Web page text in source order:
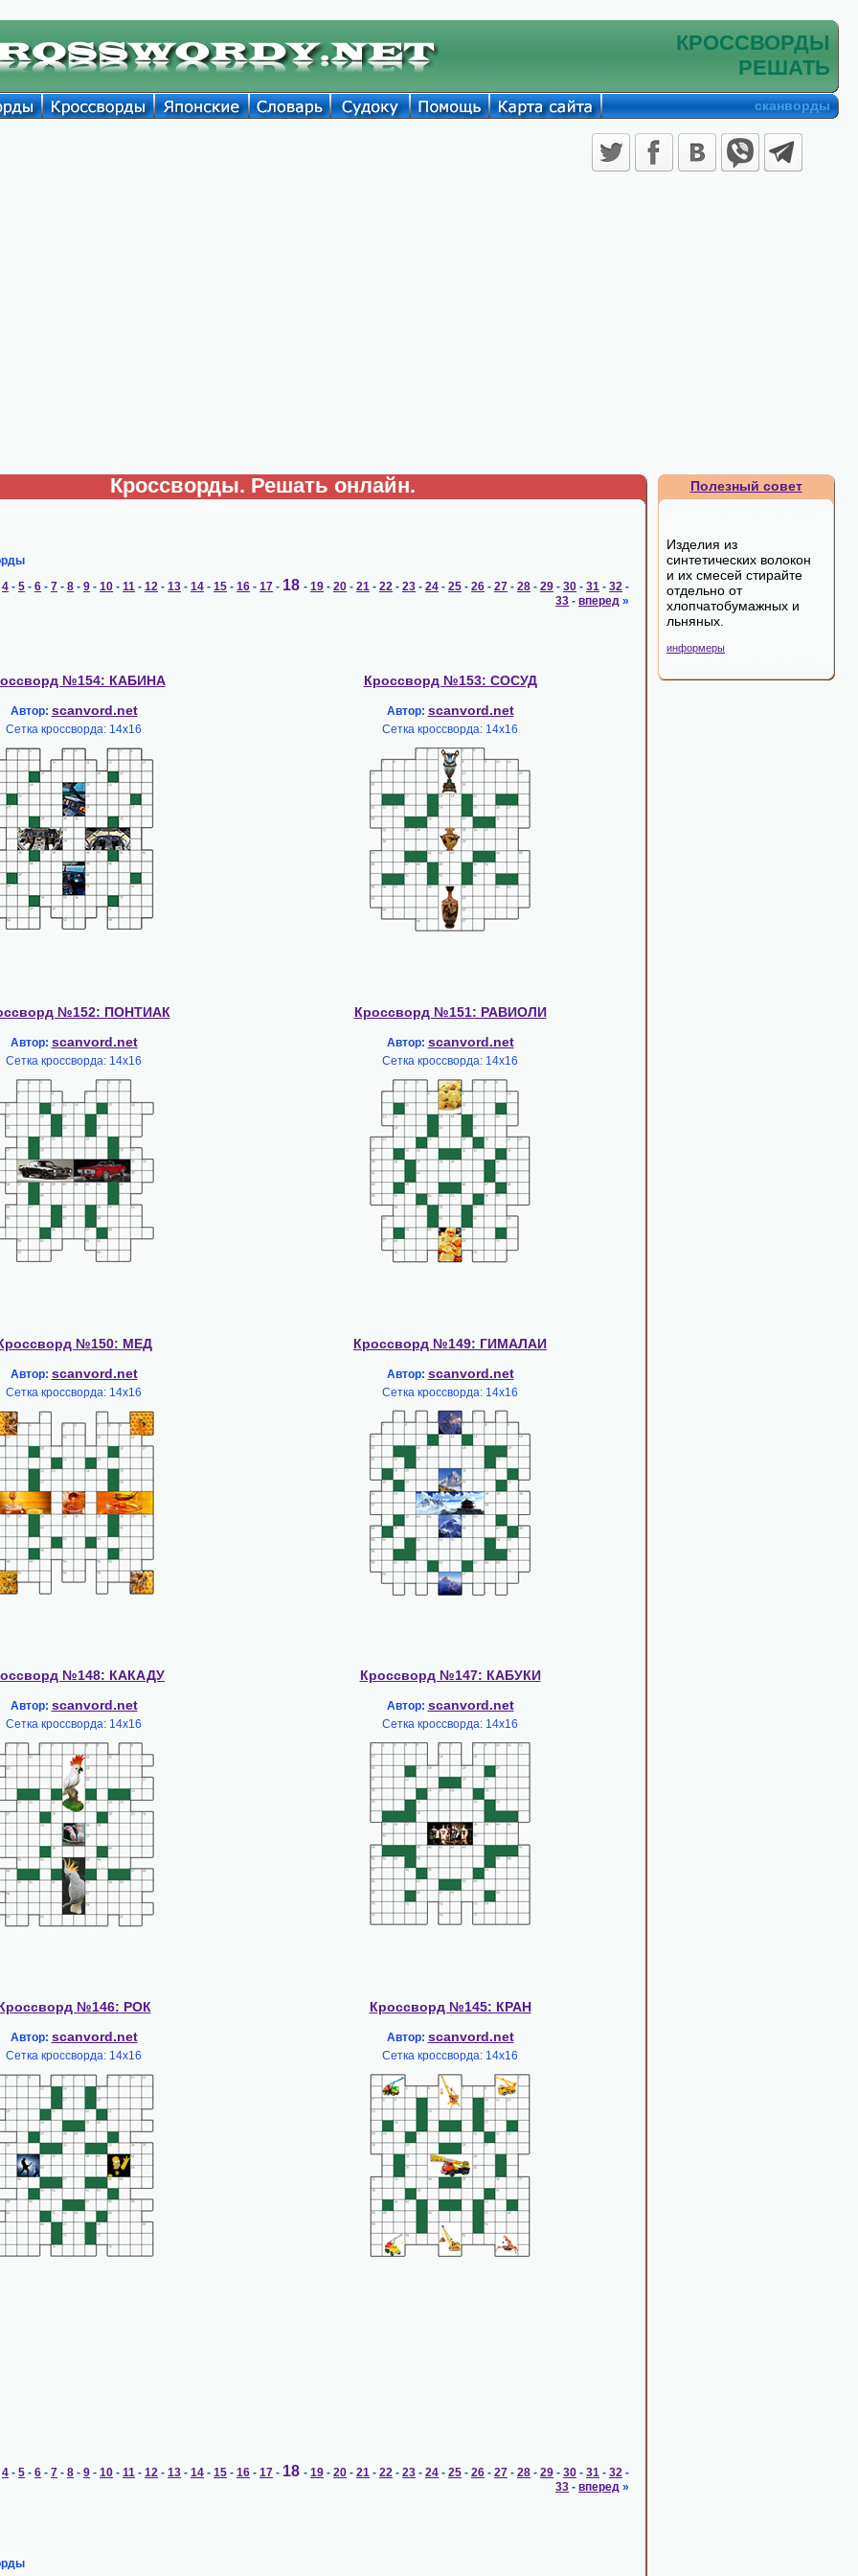
КРОССВОРДЫ
РЕШАТЬ
сканворды
Кроссворды. Решать онлайн.
4 - 5 - 6 - 7 - 8 - 9 - 10 - 11 - 12 - 13 - 14 - 15 - 16 - 17 - 18 - 19 - 20 - 21 - 22 - 23 - 24 - 25 - 26 - 27 - 28 - 29 - 30 - 31 - 32 -
33 - вперед »
№154: КАБИНА
Автор: scanvord.net
Сетка кроссворда: 14х16
Кроссворд №153: СОСУД
Автор: scanvord.net
Сетка кроссворда: 14х16
№152: ПОНТИАК
Автор: scanvord.net
Сетка кроссворда: 14х16
Кроссворд №151: РАВИОЛИ
Автор: scanvord.net
Сетка кроссворда: 14х16
№150: МЕД
Автор: scanvord.net
Сетка кроссворда: 14х16
Кроссворд №149: ГИМАЛАИ
Автор: scanvord.net
Сетка кроссворда: 14х16
№148: КАКАДУ
Автор: scanvord.net
Сетка кроссворда: 14х16
Кроссворд №147: КАБУКИ
Автор: scanvord.net
Сетка кроссворда: 14х16
№146: РОК
Автор: scanvord.net
Сетка кроссворда: 14х16
Кроссворд №145: КРАН
Автор: scanvord.net
Сетка кроссворда: 14х16
4 - 5 - 6 - 7 - 8 - 9 - 10 - 11 - 12 - 13 - 14 - 15 - 16 - 17 - 18 - 19 - 20 - 21 - 22 - 23 - 24 - 25 - 26 - 27 - 28 - 29 - 30 - 31 - 32 -
33 - вперед »
Полезный совет
Изделия из
синтетических волокон
и их смесей стирайте
отдельно от
хлопчатобумажных и
льняных.
информеры